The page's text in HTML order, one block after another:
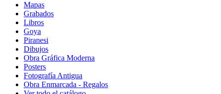
Mapas
Grabados
Libros
Goya
Piranesi
Dibujos
Obra Gráfica Moderna
Posters
Fotografía Antigua
Obra Enmarcada - Regalos